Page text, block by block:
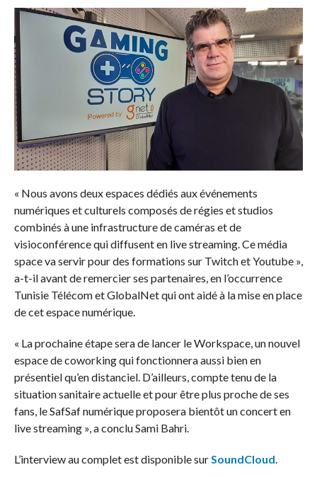
« Nous avons deux espaces dédiés aux événements
numériques et culturels composés de régies et studios
combinés à une infrastructure de caméras et de
visioconférence qui diffusent en live streaming. Ce média
space va servir pour des formations sur Twitch et Youtube »,
a-t-il avant de remercier ses partenaires, en l’occurrence
Tunisie Télécom et GlobalNet qui ont aidé à la mise en place
de cet espace numérique.
« La prochaine étape sera de lancer le Workspace, un nouvel
espace de coworking qui fonctionnera aussi bien en
présentiel qu’en distanciel. D’ailleurs, compte tenu de la
situation sanitaire actuelle et pour être plus proche de ses
fans, le SafSaf numérique proposera bientôt un concert en
live streaming », a conclu Sami Bahri.
L’interview au complet est disponible surSoundCloud.